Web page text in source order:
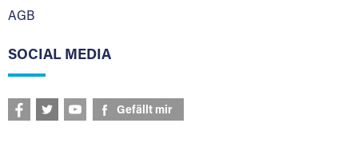
AGB
SOCIAL MEDIA
Gefällt mir